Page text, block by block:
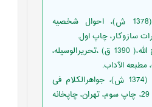
17- متولي، سيدمحمد،(1378 ش)، احوال شخصيه
سازوكار، چاپ اول.
18- موسوي خميني، روح الله،( 1390 ق) ،تحريرالوسيله،
الآداب.
19- نجفي، محمدحسن، (1374 ش)، جواهرالكلام فی
شرح شرایع الاسلام، جلد 29، چاپ سوم، تهران، چاپخانه